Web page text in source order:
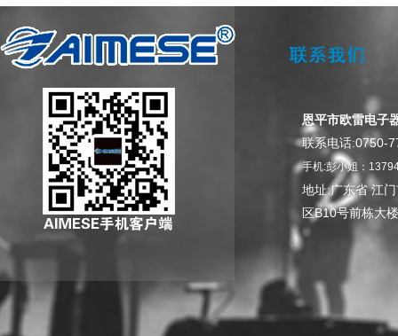
恩平市欧雷电子
联系电话:0750-
手机:彭小姐：
地址:广东省 江
区B10号前栋大楼